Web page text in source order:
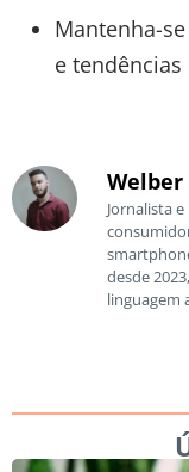
Mantenha-
e tendências
Jornalista
desde
linguagem